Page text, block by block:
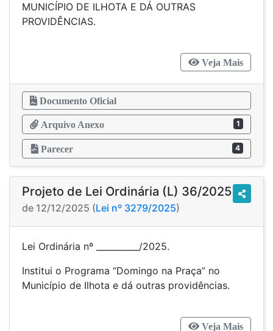
MUNICÍPIO DE ILHOTA E DÁ OUTRAS
PROVIDÊNCIAS.
Veja Mais
Documento Oficial
Arquivo Anexo 1
Parecer 4
Projeto de Lei Ordinária (L) 36/2025
de 12/12/2025 (Lei nº 3279/2025)
Lei Ordinária nº __________/2025.
Institui o Programa “Domingo na Praça” no
Município de Ilhota e dá outras providências.
Veja Mais